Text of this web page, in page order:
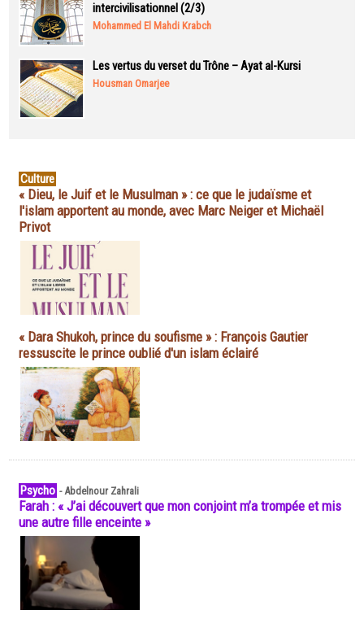
intercivilisationnel (2/3)
Mohammed El Mahdi Krabch
Les vertus du verset du Trône – Ayat al-Kursi
Housman Omarjee
Culture
« Dieu, le Juif et le Musulman » : ce que le judaïsme et
l'islam apportent au monde, avec Marc Neiger et Michaël
Privot
« Dara Shukoh, prince du soufisme » : François Gautier
ressuscite le prince oublié d'un islam éclairé
Psycho -Abdelnour Zahrali
Farah : « J’ai découvert que mon conjoint m’a trompée et mis
une autre fille enceinte »